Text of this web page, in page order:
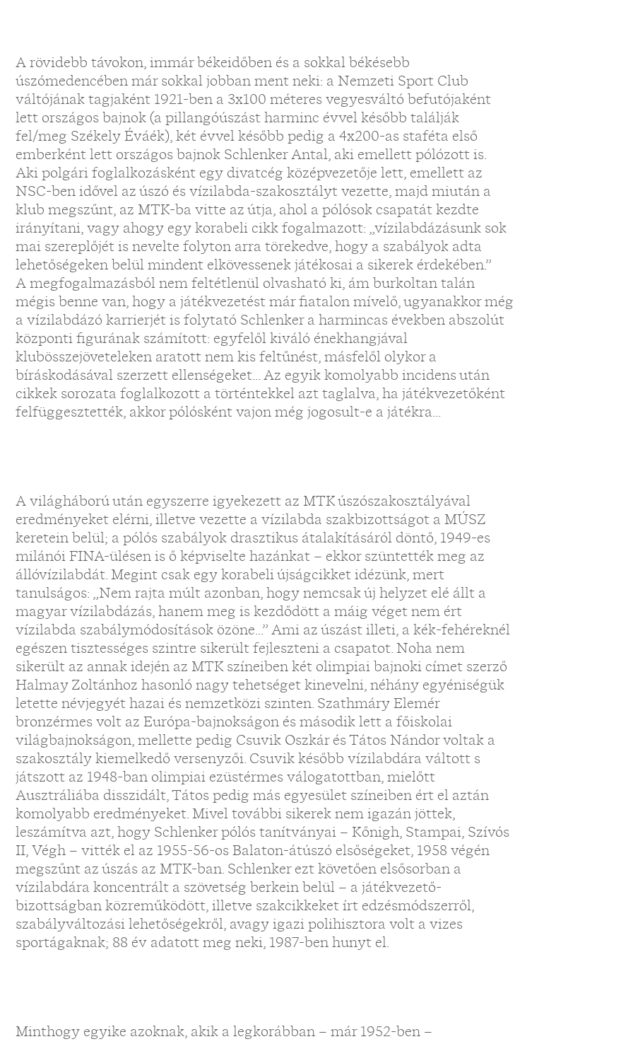
A rövidebb távokon, immár békeidőben és a sokkal békésebb
úszómedencében már sokkal jobban ment neki: a Nemzeti Sport Club
váltójának tagjaként 1921-ben a 3x100 méteres vegyesváltó befutójaként
lett országos bajnok (a pillangóúszást harminc évvel később találják
fel/meg Székely Éváék), két évvel később pedig a 4x200-as staféta első
emberként lett országos bajnok Schlenker Antal, aki emellett pólózott is.
Aki polgári foglalkozásként egy divatcég középvezetője lett, emellett az
NSC-ben idővel az úszó és vízilabda-szakosztályt vezette, majd miután a
klub megszűnt, az MTK-ba vitte az útja, ahol a pólósok csapatát kezdte
irányítani, vagy ahogy egy korabeli cikk fogalmazott: „vízilabdázásunk sok
mai szereplőjét is nevelte folyton arra törekedve, hogy a szabályok adta
lehetőségeken belül mindent elkövessenek játékosai a sikerek érdekében.”
A megfogalmazásból nem feltétlenül olvasható ki, ám burkoltan talán
mégis benne van, hogy a játékvezetést már fiatalon mívelő, ugyanakkor még
a vízilabdázó karrierjét is folytató Schlenker a harmincas években abszolút
központi figurának számított: egyfelől kiváló énekhangjával
klubösszejöveteleken aratott nem kis feltűnést, másfelől olykor a
bíráskodásával szerzett ellenségeket... Az egyik komolyabb incidens után
cikkek sorozata foglalkozott a történtekkel azt taglalva, ha játékvezetőként
felfüggesztették, akkor pólósként vajon még jogosult-e a játékra...
A világháború után egyszerre igyekezett az MTK úszószakosztályával
eredményeket elérni, illetve vezette a vízilabda szakbizottságot a MÚSZ
keretein belül; a pólós szabályok drasztikus átalakításáról döntő, 1949-es
milánói FINA-ülésen is ő képviselte hazánkat – ekkor szüntették meg az
állóvízilabdát. Megint csak egy korabeli újságcikket idézünk, mert
tanulságos: „Nem rajta múlt azonban, hogy nemcsak új helyzet elé állt a
magyar vízilabdázás, hanem meg is kezdődött a máig véget nem ért
vízilabda szabálymódosítások özöne...” Ami az úszást illeti, a kék-fehéreknél
egészen tisztességes szintre sikerült fejleszteni a csapatot. Noha nem
sikerült az annak idején az MTK színeiben két olimpiai bajnoki címet szerző
Halmay Zoltánhoz hasonló nagy tehetséget kinevelni, néhány egyéniségük
letette névjegyét hazai és nemzetközi szinten. Szathmáry Elemér
bronzérmes volt az Európa-bajnokságon és második lett a főiskolai
világbajnokságon, mellette pedig Csuvik Oszkár és Tátos Nándor voltak a
szakosztály kiemelkedő versenyzői. Csuvik később vízilabdára váltott s
játszott az 1948-ban olimpiai ezüstérmes válogatottban, mielőtt
Ausztráliába disszidált, Tátos pedig más egyesület színeiben ért el aztán
komolyabb eredményeket. Mivel további sikerek nem igazán jöttek,
leszámítva azt, hogy Schlenker pólós tanítványai – Kőnigh, Stampai, Szívós
II, Végh – vitték el az 1955-56-os Balaton-átúszó elsőségeket, 1958 végén
megszűnt az úszás az MTK-ban. Schlenker ezt követően elsősorban a
vízilabdára koncentrált a szövetség berkein belül – a játékvezető-
bizottságban közreműködött, illetve szakcikkeket írt edzésmódszerről,
szabályváltozási lehetőségekről, avagy igazi polihisztora volt a vizes
sportágaknak; 88 év adatott meg neki, 1987-ben hunyt el.
Minthogy egyike azoknak, akik a legkorábban – már 1952-ben –